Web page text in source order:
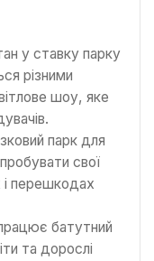
у ставку парку
різними
шоу, яке
парк для
свої
і перешкодах
батутний
та дорослі